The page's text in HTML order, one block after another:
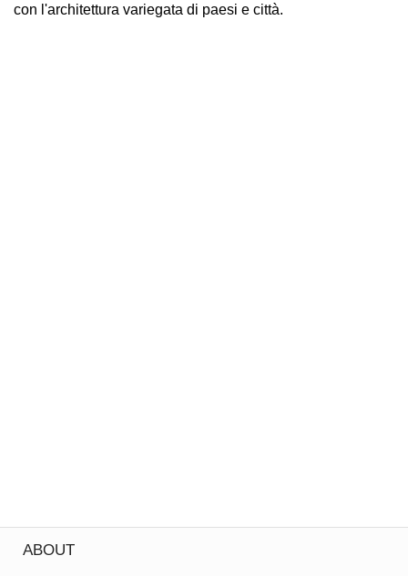
con l'architettura variegata di paesi e città.
ABOUT